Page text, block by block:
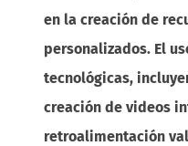
en la creación de
personalizados. El
tecnológicas,
creación de videos
retroalimentación